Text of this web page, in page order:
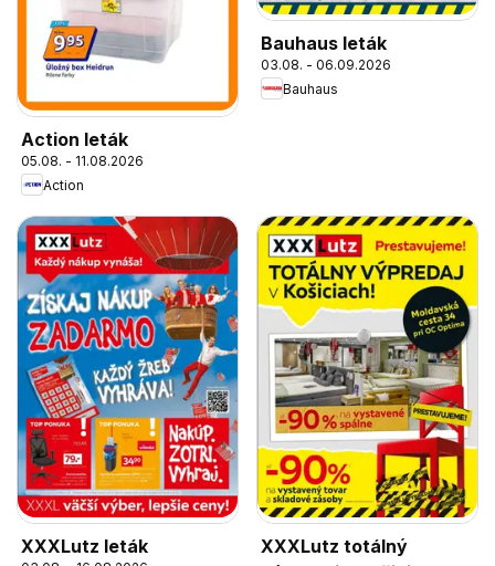
Action leták
05.08. - 11.08.2026
Action
Bauhaus leták
03.08. - 06.09.2026
Bauhaus
XXXLutz leták
XXXLutz totálný